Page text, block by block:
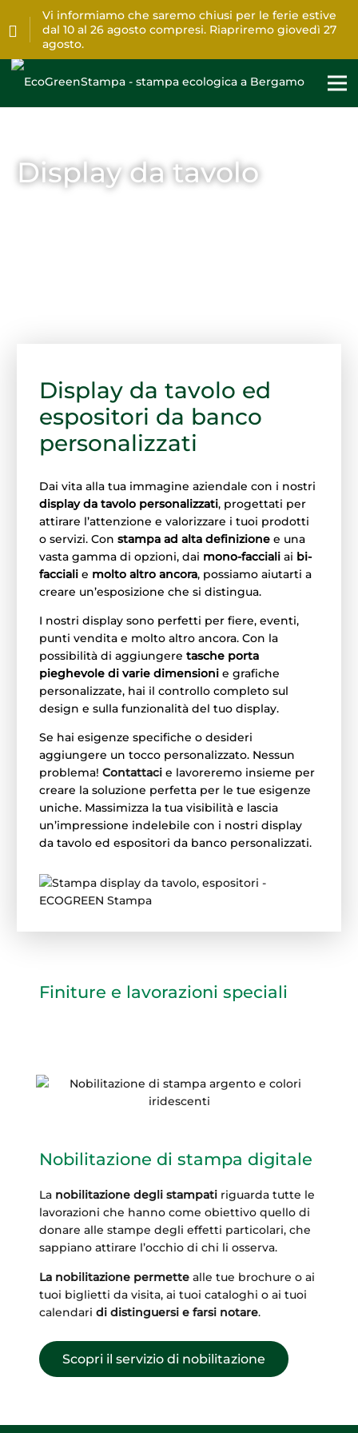
Vi informiamo che saremo chiusi per le ferie estive
dal 10 al 26 agosto compresi. Riapriremo giovedì 27
agosto.
Display da tavolo
Display da tavolo ed
espositori da banco
personalizzati
Dai vita alla tua immagine aziendale con i nostri
display da tavolo personalizzati, progettati per
attirare l’attenzione e valorizzare i tuoi prodotti
o servizi. Con stampa ad alta definizione e una
vasta gamma di opzioni, dai mono-facciali ai bi-
facciali e molto altro ancora, possiamo aiutarti a
creare un’esposizione che si distingua.
I nostri display sono perfetti per fiere, eventi,
punti vendita e molto altro ancora. Con la
possibilità di aggiungere tasche porta
pieghevole di varie dimensioni e grafiche
personalizzate, hai il controllo completo sul
design e sulla funzionalità del tuo display.
Se hai esigenze specifiche o desideri
aggiungere un tocco personalizzato. Nessun
problema! Contattaci e lavoreremo insieme per
creare la soluzione perfetta per le tue esigenze
uniche. Massimizza la tua visibilità e lascia
un’impressione indelebile con i nostri display
da tavolo ed espositori da banco personalizzati.
Finiture e lavorazioni speciali
Nobilitazione di stampa digitale
La nobilitazione degli stampati riguarda tutte le
lavorazioni che hanno come obiettivo quello di
donare alle stampe degli effetti particolari, che
sappiano attirare l’occhio di chi li osserva.
La nobilitazione permette alle tue brochure o ai
tuoi biglietti da visita, ai tuoi cataloghi o ai tuoi
calendari di distinguersi e farsi notare.
Scopri il servizio di nobilitazione